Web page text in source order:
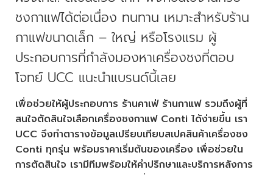
ชงกาแฟได้ต่อเนื่อง ทนทาน เหมาะสำหรับร้าน
กาแฟขนาดเล็ก – ใหญ่ หรือโรงแรม ผู้
ประกอบการที่กำลังมองหาเครื่องชงที่ตอบ
โจทย์ UCC แนะนำแบรนด์นี้เลย
เพื่อช่วยให้ผู้ประกอบการ ร้านคาเฟ่ ร้านกาแฟ รวมถึงผู้ที่
สนใจตัดสินใจเลือกเครื่องชงกาแฟ Conti ได้ง่ายขึ้น เรา
UCC จึงทำตารางข้อมูลเปรียบเทียบสเปคสินค้าเครื่องชง
Conti ทุกรุ่น พร้อมราคาเริ่มต้นของเครื่อง เพื่อช่วยใน
การตัดสินใจ เรามีทีมพร้อมให้คำปรึกษาและบริการหลังการ